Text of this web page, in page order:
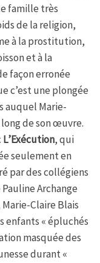
famille très
de la religion,
à la prostitution,
et à la
façon erronée
c’est une plongée
auquel Marie-
de son œuvre.
L’Exécution, qui
seulement en
par des collégiens
Archange
Claire Blais
enfants « épluchés
masquée des
durant «